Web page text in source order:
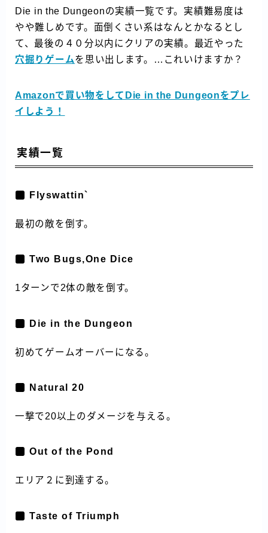
Die in the Dungeonの実績一覧です。実績難易度は
やや難しめです。面倒くさい系はなんとかなるとし
て、最後の４０分以内にクリアの実績。最近やった
穴掘りゲームを思い出します。…これいけますか？
Amazonで買い物をしてDie in the Dungeonをプレ
イしよう！
実績一覧
Flyswattin`
最初の敵を倒す。
Two Bugs,One Dice
1ターンで2体の敵を倒す。
Die in the Dungeon
初めてゲームオーバーになる。
Natural 20
一撃で20以上のダメージを与える。
Out of the Pond
エリア２に到達する。
Taste of Triumph